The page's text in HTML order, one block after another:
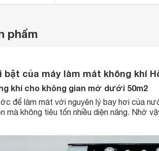
phẩm
bật của máy làm mát không khí
khí cho không gian mở dưới 50m2
để làm mát với nguyên lý bay hơi của
mà không tiêu tốn nhiều diện năng. Nhờ